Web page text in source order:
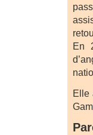
En
Elle